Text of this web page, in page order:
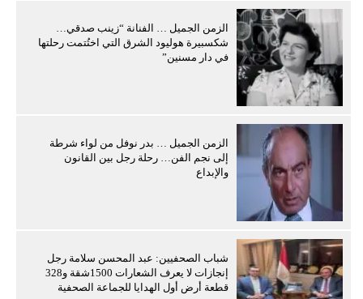
الزمن الجميل … الفنانة “زينب صدقي…
شكسبيرة هوليود الشرق التي اختُتمت رحلتها
في دار مسنين”
الزمن الجميل … بدر نوفل من لواء شرطة
إلى نجم الفن… رحلة رجل بين القانون
والإبداع
شباب الصحفيين: عبد المحسن سلامة رجل
إنجازات لا يعرف الشعارات 1500شقة و328
قطعة أرض أول الهدايا للجماعة الصحفية